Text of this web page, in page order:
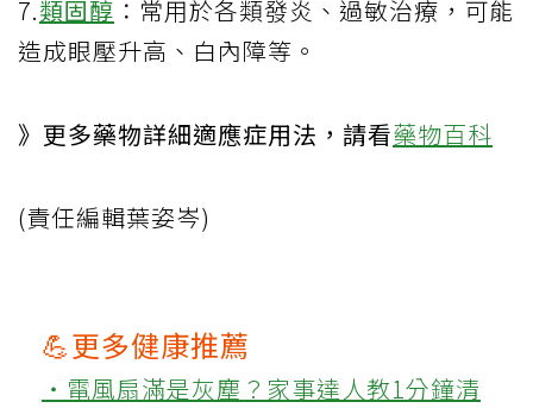
7.類固醇 ：常用於各類發炎、過敏治療，可能
造成眼壓升高、白內障等。
》更多藥物詳細適應症用法，請看藥物百科
(責任編輯葉姿岑)
💪更多健康推薦
‧電風扇滿是灰塵？家事達人教1分鐘清